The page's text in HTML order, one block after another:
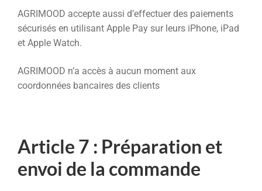
AGRIMOOD accepte aussi d’effectuer des paiements
sécurisés en utilisant Apple Pay sur leurs iPhone, iPad
et Apple Watch.
AGRIMOOD n’a accès à aucun moment aux
coordonnées bancaires des clients
Article 7 : Préparation et
envoi de la commande